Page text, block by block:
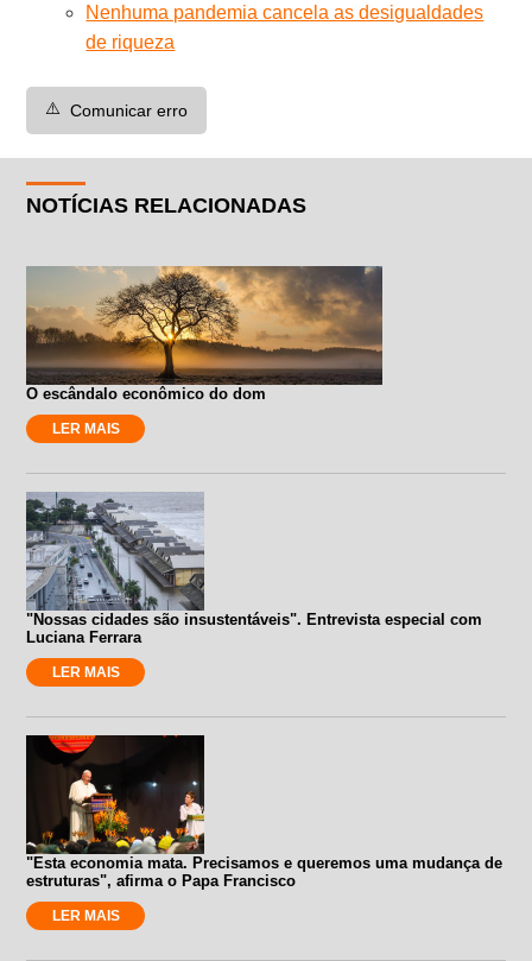
Nenhuma pandemia cancela as desigualdades
de riqueza
⚠️ Comunicar erro
NOTÍCIAS RELACIONADAS
O escândalo econômico do dom
LER MAIS
"Nossas cidades são insustentáveis". Entrevista especial com
Luciana Ferrara
LER MAIS
"Esta economia mata. Precisamos e queremos uma mudança de
estruturas", afirma o Papa Francisco
LER MAIS